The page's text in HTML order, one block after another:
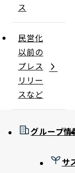
ス
民営化
以前の
プレス
リリー
スなど
グループ情
サ